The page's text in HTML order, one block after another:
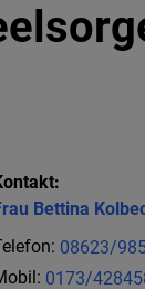
Bettina
08623/
0173/